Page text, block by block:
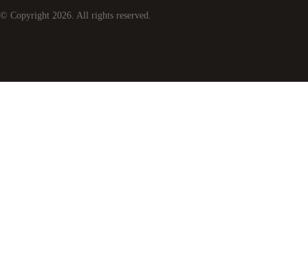
© Copyright 2026. All rights reserved.